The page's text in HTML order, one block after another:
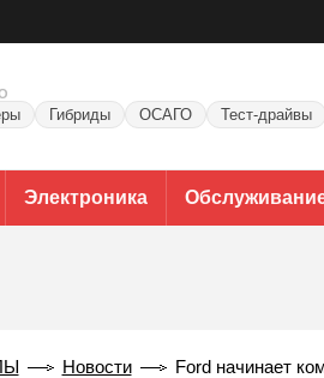
Гибриды ОСАГО Тест-драйвы
Электроника
Новости Ford начинает